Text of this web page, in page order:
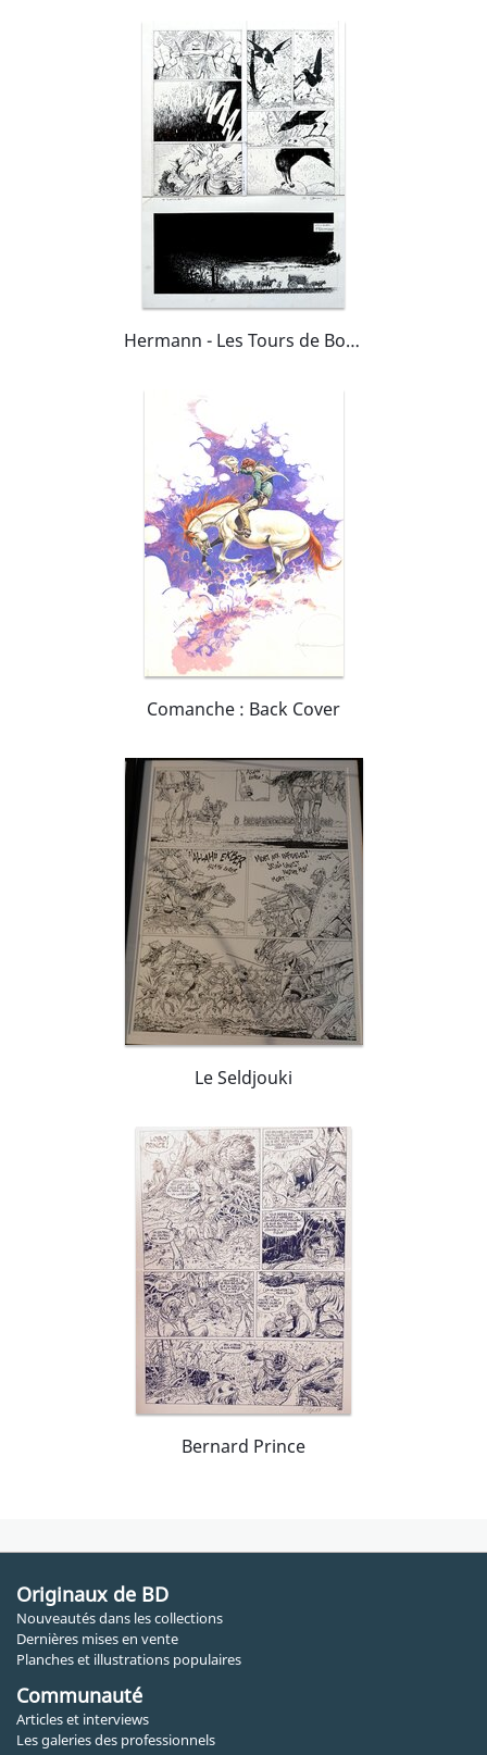
Hermann - Les Tours de Bois Maury t.3, pl.44 (fin)
Comanche : Back Cover
Le Seldjouki
Bernard Prince
Originaux de BD
Nouveautés dans les collections
Dernières mises en vente
Planches et illustrations populaires
Communauté
Articles et interviews
Les galeries des professionnels